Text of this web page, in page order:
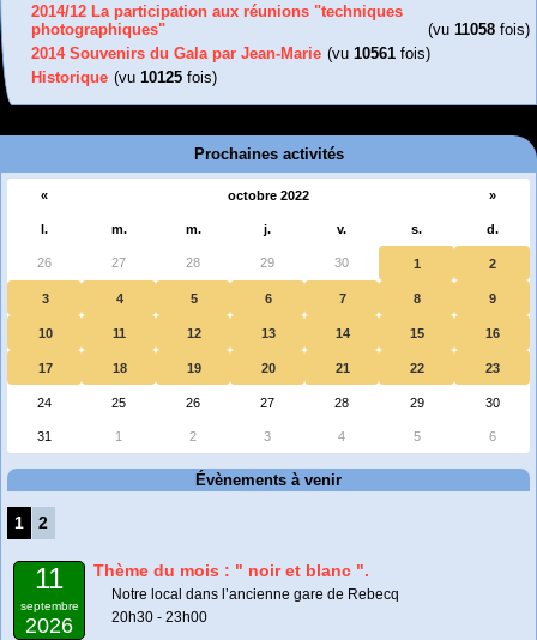
2014/12 La participation aux réunions "techniques
photographiques"
(vu 11058 fois)
2014 Souvenirs du Gala par Jean-Marie (vu 10561 fois)
Historique (vu 10125 fois)
Prochaines activités
« octobre 2022 »
l. m. m. j. v. s. d.
26 27 28 29 30 1 2
3 4 5 6 7 8 9
10 11 12 13 14 15 16
17 18 19 20 21 22 23
24 25 26 27 28 29 30
31 1 2 3 4 5 6
Évènements à venir
1 2
11
septembre
2026
Thème du mois : " noir et blanc ".
Notre local dans l’ancienne gare de Rebecq
20h30 - 23h00